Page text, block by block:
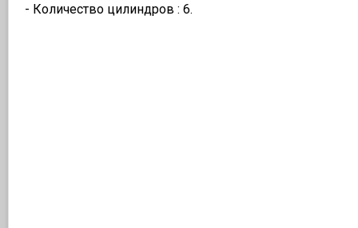
- Количество цилиндров : 6.